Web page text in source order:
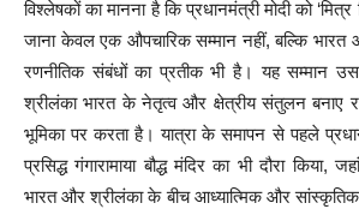
विश्लेषकों का मानना है कि प्रधानमंत्री मोदी को
जाना केवल एक औपचारिक सम्मान नहीं, बल्कि
रणनीतिक संबंधों का प्रतीक भी है। यह सम्मान उस
श्रीलंका भारत के नेतृत्व और क्षेत्रीय संतुलन बनाए
भूमिका पर करता है। यात्रा के समापन से पहले
प्रसिद्ध गंगारामाया बौद्ध मंदिर का भी दौरा किया,
भारत और श्रीलंका के बीच आध्यात्मिक और